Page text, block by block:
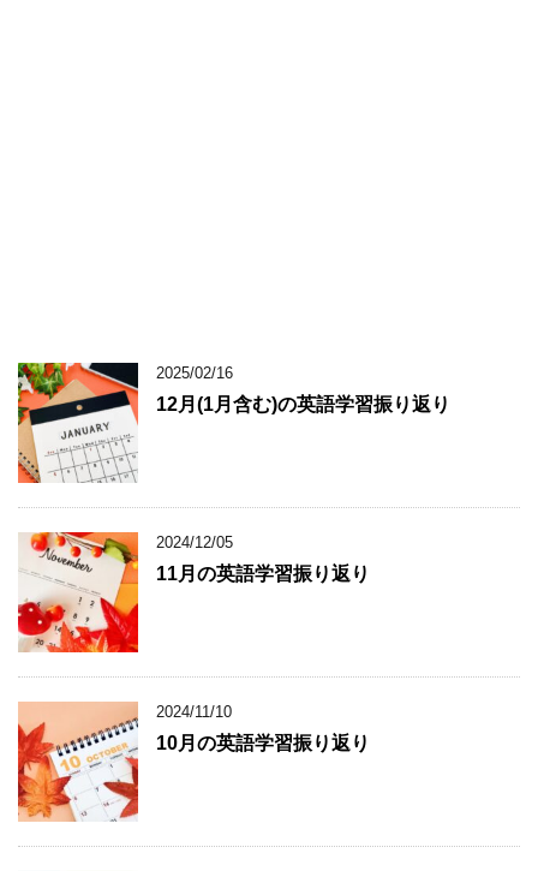
2025/02/16
12月(1月含む)の英語学習振り返り
2024/12/05
11月の英語学習振り返り
2024/11/10
10月の英語学習振り返り